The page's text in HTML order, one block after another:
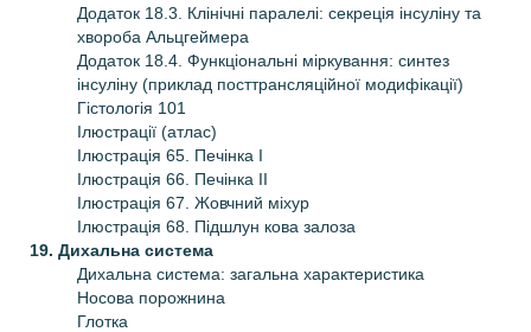
Додаток 18.3. Клінічні паралелі: секреція інсуліну та
хвороба Альцгеймера
Додаток 18.4. Функціональні міркування: синтез
інсуліну (приклад посттрансляційної модифікації)
Гістологія 101
Ілюстрації (атлас)
Ілюстрація 65. Печінка І
Ілюстрація 66. Печінка ІІ
Ілюстрація 67. Жовчний міхур
Ілюстрація 68. Підшлун кова залоза
19. Дихальна система
Дихальна система: загальна характеристика
Носова порожнина
Глотка